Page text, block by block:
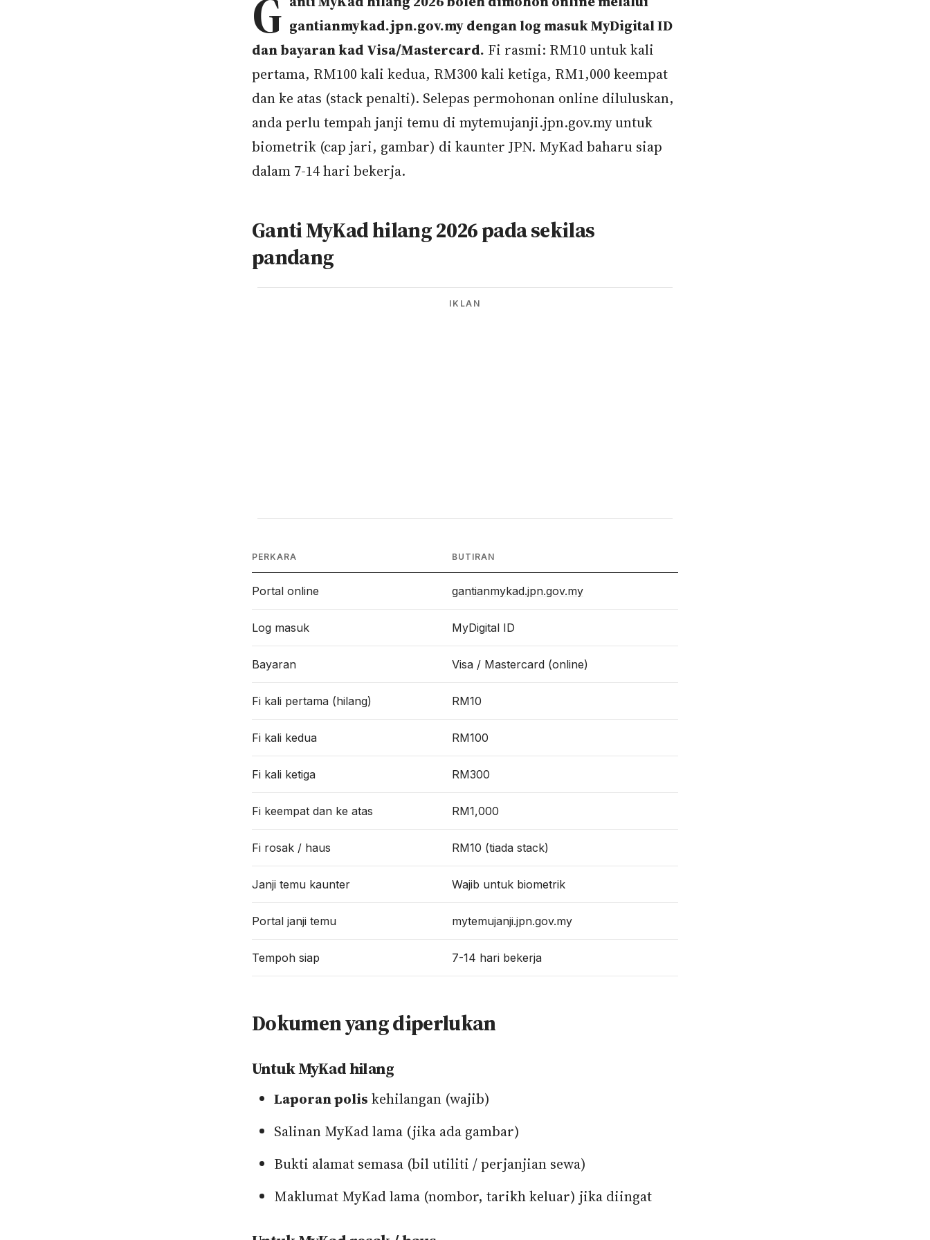
G gantianmykad.jpn.gov.my dengan log masuk MyDigital ID
dan bayaran kad Visa/Mastercard. Fi rasmi: RM10 untuk kali
pertama, RM100 kali kedua, RM300 kali ketiga, RM1,000 keempat
dan ke atas (stack penalti). Selepas permohonan online diluluskan,
anda perlu tempah janji temu di mytemujanji.jpn.gov.my untuk
biometrik (cap jari, gambar) di kaunter JPN. MyKad baharu siap
dalam 7-14 hari bekerja.
Ganti MyKad hilang 2026 pada sekilas
pandang
IKLAN
PERKARA BUTIRAN
Portal online gantianmykad.jpn.gov.my
Log masuk MyDigital ID
Bayaran Visa / Mastercard (online)
Fi kali pertama (hilang) RM10
Fi kali kedua RM100
Fi kali ketiga RM300
Fi keempat dan ke atas RM1,000
Fi rosak / haus RM10 (tiada stack)
Janji temu kaunter Wajib untuk biometrik
Portal janji temu mytemujanji.jpn.gov.my
Tempoh siap 7-14 hari bekerja
Dokumen yang diperlukan
Untuk MyKad hilang
Laporan polis kehilangan (wajib)
Salinan MyKad lama (jika ada gambar)
Bukti alamat semasa (bil utiliti / perjanjian sewa)
Maklumat MyKad lama (nombor, tarikh keluar) jika diingat